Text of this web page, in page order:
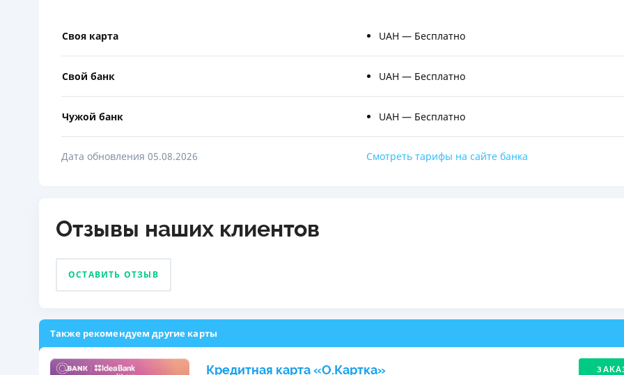
Своя карта UAH — Бесплатно
Свой банк UAH — Бесплатно
Чужой банк UAH — Бесплатно
Дата обновления 05.08.2026 Смотреть тарифы на сайте банка
Отзывы наших клиентов
ОСТАВИТЬ ОТЗЫВ
Также рекомендуем другие карты
Кредитная карта «O.Картка»